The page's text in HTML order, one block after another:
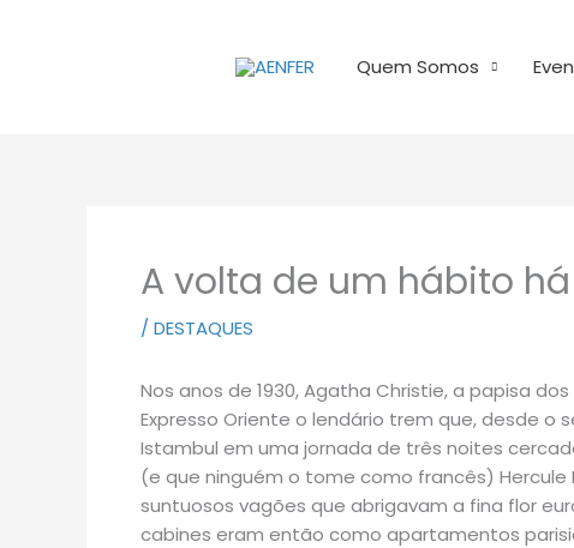
Quem Somos
A volta de um hábito
/ DESTAQUES
Nos anos de 1930, Agatha Christie, a papisa
Expresso Oriente o lendário trem que, desde o
Istambul em uma jornada de três noites
(e que ninguém o tome como francês)
suntuosos vagões que abrigavam a fina flor
cabines eram então como apartamentos